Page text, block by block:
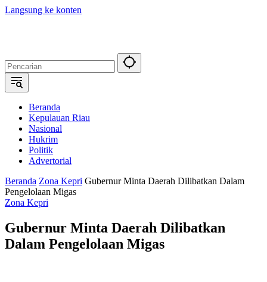
Langsung ke konten
Beranda
Kepulauan Riau
Nasional
Hukrim
Politik
Advertorial
Beranda Zona Kepri Gubernur Minta Daerah Dilibatkan Dalam
Pengelolaan Migas
Zona Kepri
Gubernur Minta Daerah Dilibatkan
Dalam Pengelolaan Migas